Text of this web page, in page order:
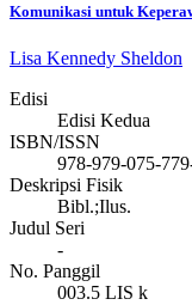
Komunikasi untuk
Lisa Kennedy Sheldon
Edisi
Edisi Kedua
ISBN/ISSN
978-979-075-
Deskripsi Fisik
Bibl.;Ilus.
Judul Seri
-
No. Panggil
003.5 LIS k